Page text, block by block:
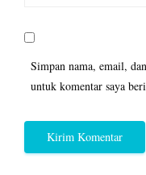
Simpan nama, email,
untuk komentar saya